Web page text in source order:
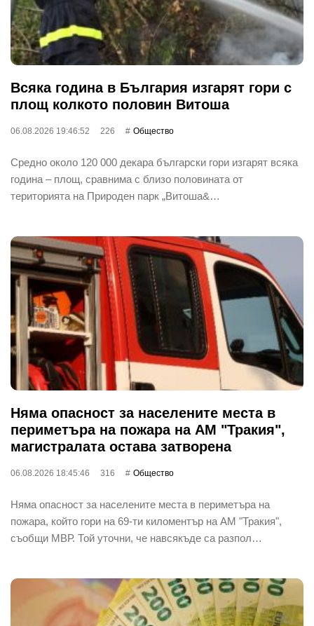
Всяка година в България изгарят гори с
площ колкото половин Витоша
06.08.2026 19:46:52 226 Общество
Средно около 120 000 декара български гори изгарят всяка
година – площ, сравнима с близо половината от
територията на Природен парк „Витоша&…
Няма опасност за населените места в
периметъра на пожара на АМ "Тракия",
магистралата остава затворена
06.08.2026 18:45:46 316 Общество
Няма опасност за населените места в периметъра на
пожара, който гори на 69-ти киломентър на АМ "Тракия",
съобщи МВР. Той уточни, че навсякъде са разпол…